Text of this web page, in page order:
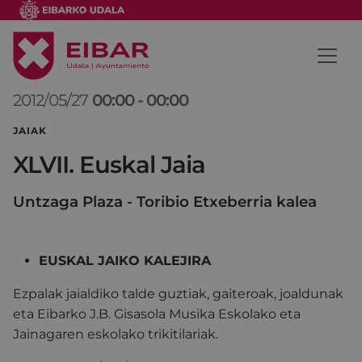
2012/05/27 00:00 - 00:00
JAIAK
XLVII. Euskal Jaia
Untzaga Plaza - Toribio Etxeberria kalea
EUSKAL JAIKO KALEJIRA
Ezpalak jaialdiko talde guztiak, gaiteroak, joaldunak
eta Eibarko J.B. Gisasola Musika Eskolako eta
Jainagaren eskolako trikitilariak.